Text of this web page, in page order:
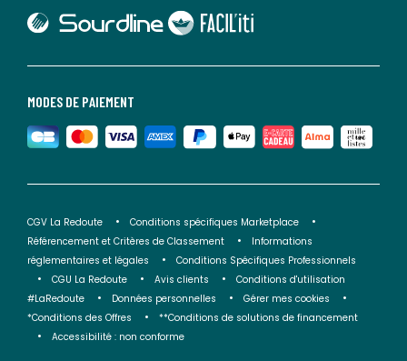
MODES DE PAIEMENT
lien vers Sourdline
lien vers Faciliti
CGV La Redoute
Conditions spécifiques Marketplace
Référencement et Critères de Classement
Informations
réglementaires et légales
Conditions Spécifiques Professionnels
CGU La Redoute
Avis clients
Conditions d'utilisation
#LaRedoute
Données personnelles
Gérer mes cookies
*Conditions des Offres
**Conditions de solutions de financement
Accessibilité : non conforme